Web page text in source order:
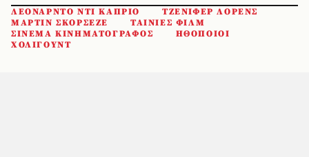
ΛΕΟΝΑΡΝΤΟ ΝΤΙ ΚΑΠΡΙΟ
ΤΖΕΝΙΦΕΡ ΛΟΡΕΝΣ
ΜΑΡΤΙΝ ΣΚΟΡΣΕΖΕ
ΤΑΙΝΙΕΣ ΦΙΛΜ
ΣΙΝΕΜΑ ΚΙΝΗΜΑΤΟΓΡΑΦΟΣ
ΗΘΟΠΟΙΟΙ
ΧΟΛΙΓΟΥΝΤ